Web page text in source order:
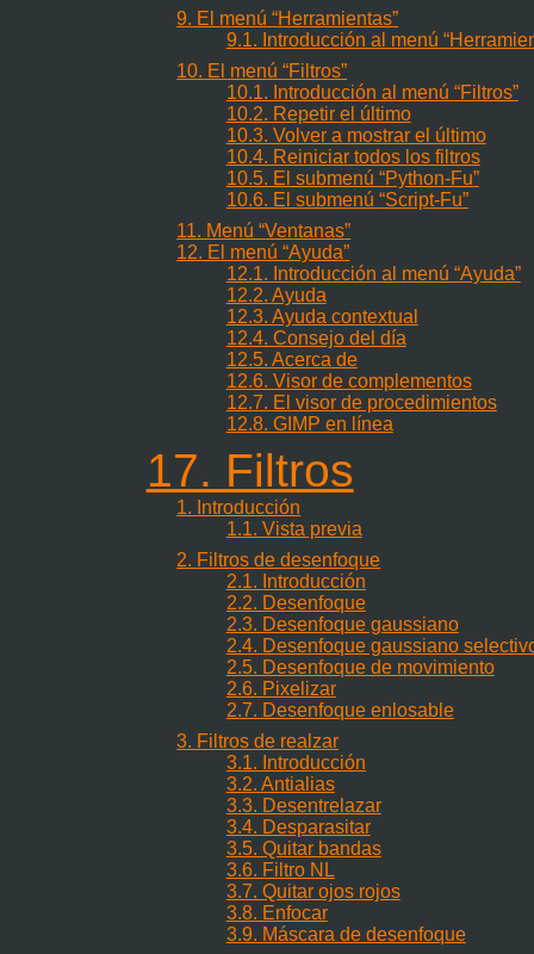
9. El menú“Herramientas”
9.1. Introducción al menú “
10. El menú“Filtros”
10.1. Introducción al menú “Filtros”
10.2. Repetir el último
10.3. Volver a mostrar el último
10.4. Reiniciar todos los filtros
10.5. El submenú “Python-Fu”
10.6. El submenú “Script-Fu”
11. Menú“Ventanas”
12. El menú“Ayuda”
12.1. Introducción al menú “Ayuda”
12.2. Ayuda
12.3. Ayuda contextual
12.4. Consejo del día
12.5. Acerca de
12.6. Visor de complementos
12.7. El visor de procedimientos
12.8. GIMP en línea
17. Filtros
1. Introducción
1.1. Vista previa
2. Filtros de desenfoque
2.1. Introducción
2.2. Desenfoque
2.3. Desenfoque gaussiano
2.4. Desenfoque gaussiano
2.5. Desenfoque de movimiento
2.6. Pixelizar
2.7. Desenfoque enlosable
3. Filtros de realzar
3.1. Introducción
3.2. Antialias
3.3. Desentrelazar
3.4. Desparasitar
3.5. Quitar bandas
3.6. Filtro NL
3.7. Quitar ojos rojos
3.8. Enfocar
3.9. Máscara de desenfoque